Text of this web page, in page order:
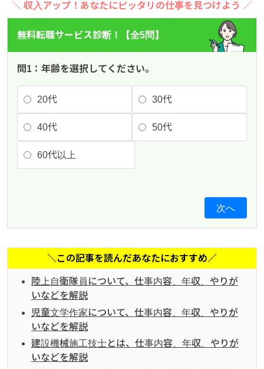
＼ 収入アップ！あなたにピッタリの仕事を見つけよう ／
無料転職サービス診断！【全5問】
問1：年齢を選択してください。
20代 30代
40代 50代
60代以上
次へ
＼この記事を読んだあなたにおすすめ／
陸上自衛隊員について、仕事内容、年収、やりが
いなどを解説
児童文学作家について、仕事内容、年収、やりが
いなどを解説
建設機械施工技士とは、仕事内容、年収、やりが
いなどを解説